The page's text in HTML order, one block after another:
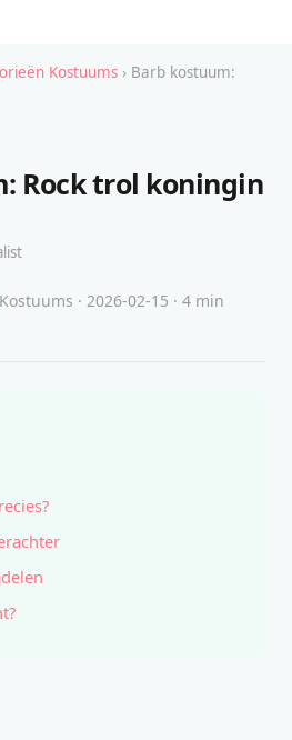
Kostuums › Barb kostuum:
Rock trol koningin
· 2026-02-15 · 4 min